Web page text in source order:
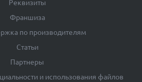
Реквизиты
Франшиза
по производителям
Статьи
Партнеры
и использования файлов